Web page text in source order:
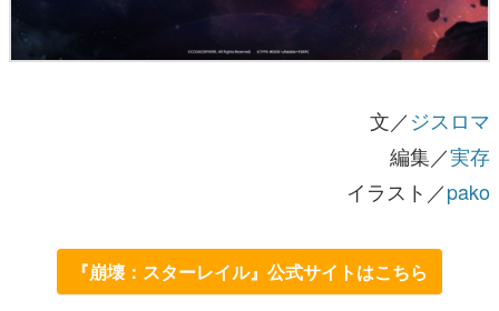
文／ジスロマ
編集／実存
イラスト／pako
『崩壊：スターレイル』公式サイトはこちら